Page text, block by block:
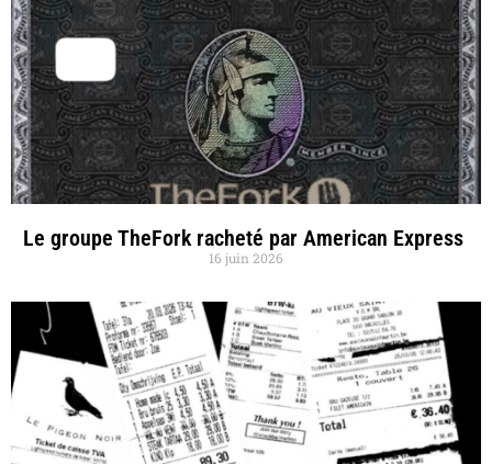
Le groupe TheFork racheté par American Express
16 juin 2026